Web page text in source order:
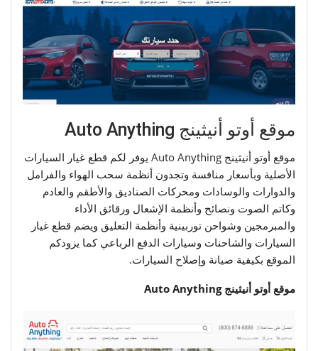
موقع أوتو أنيثينج Auto Anything
موقع أوتو أنيثينج Auto Anything يوفر لكم قطع غيار السيارات
الأصلية وبأسعار منافسة وتجدون أنظمة سحب الهواء والفرامل
والدوارات والوسادات ومحركات الصناديق والأطقم والعادم
وكاتم الصوت ونصائح وأنظمة الإشعال ورقائق الأداء
والمبرمجين وشواحن توربينية وأنظمة التعليق ويضم قطع غيار
السيارات والشاحنات وسيارات الدفع الرباعي كما يزودكم
الموقع بكيفية صيانة وإصلاح السيارات.
موقع أوتو أنيثينج Auto Anything